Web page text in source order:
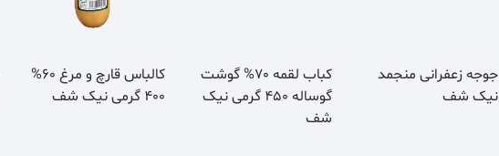
جوجه زعفرانی منجمد
نیک شف
کباب لقمه 70% گوشت
گوساله 450 گرمی نیک
شف
کالباس قارچ و مرغ 60%
400 گرمی نیک شف